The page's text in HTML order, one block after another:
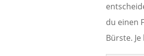
du einen
Bürste.